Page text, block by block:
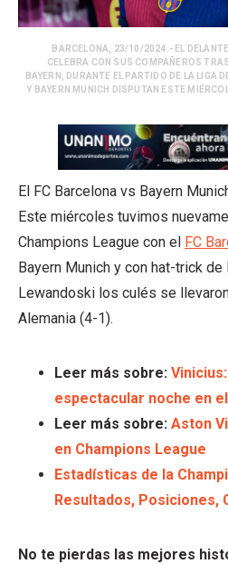
BARCELONA, 23/10/2024.- EL
CELEBRA CON SUS COMPAÑEROS
BAYERN, DURANTE EL PARTIDO DE LA LIGA
Y BAYERN MUNICH DISPUTAN ESTE
El FC Barcelona vs Bayern
Este miércoles tuvimos
Champions League con el FC
Bayern Munich y con hat-trick de
Lewandoski los culés se
Alemania (4-1).
Leer más sobre:
espectacular noche en
Leer más sobre: Aston
en Champions League
Estadísticas de la
Resultados, Posiciones,
No te pierdas las mejores